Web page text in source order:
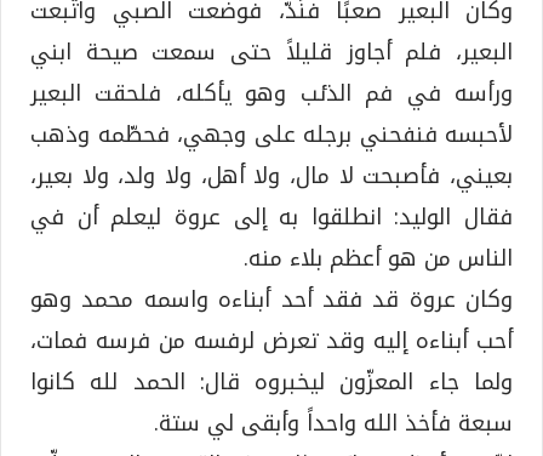
وكان البعير صعبًا فنَدَّ، فوضعت الصبي واتّبعت
البعير، فلم أجاوز قليلاً حتى سمعت صيحة ابني
ورأسه في فم الذئب وهو يأكله، فلحقت البعير
لأحبسه فنفحني برجله على وجهي، فحطّمه وذهب
بعيني، فأصبحت لا مال، ولا أهل، ولا ولد، ولا بعير،
فقال الوليد: انطلقوا به إلى عروة ليعلم أن في
الناس من هو أعظم بلاء منه.
وكان عروة قد فقد أحد أبناءه واسمه محمد وهو
أحب أبناءه إليه وقد تعرض لرفسه من فرسه فمات،
ولما جاء المعزّون ليخبروه قال: الحمد لله كانوا
سبعة فأخذ الله واحداً وأبقى لي ستة.